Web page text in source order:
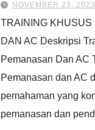
NOVEMBER 23, 2023
TRAINING
DAN AC Deskripsi
Pemanasan Dan AC
Pemanasan dan AC
pemahaman yang
pemanasan dan